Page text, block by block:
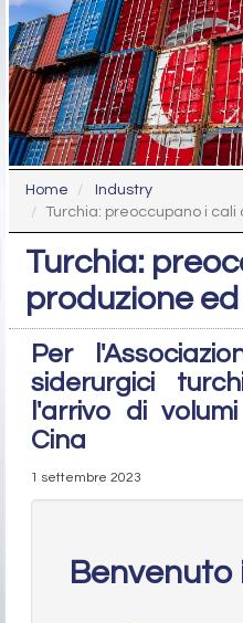
Home
Industry
Turchia: preoccupano i cali
Turchia:
produzione
Per
siderurgici
l'arrivo di
Cina
1 settembre 2023
Benvenuto